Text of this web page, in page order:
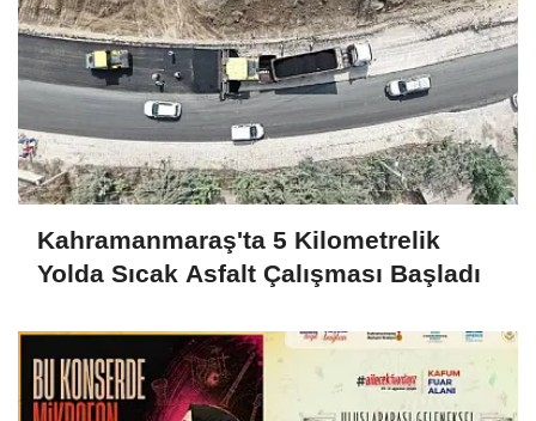
Kahramanmaraş'ta 5 Kilometrelik
Yolda Sıcak Asfalt Çalışması Başladı